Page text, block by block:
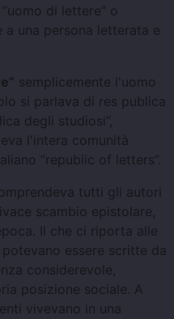
di lettere” o
a una persona letterata e
semplicemente l'uomo
si parlava di res publica
degli studiosi”,
l'intera comunità
“republic of letters”.
tutti gli autori
scambio epistolare,
Il che ci riporta alle
essere scritte da
considerevole,
posizione sociale. A
vivevano in una